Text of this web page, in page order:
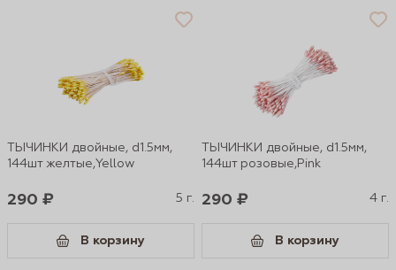
ТЫЧИНКИ двойные, d1.5мм,
144шт желтые,Yellow
290 ₽ 5 г.
В корзину
ТЫЧИНКИ двойные, d1.5мм,
144шт розовые,Pink
290 ₽ 4 г.
В корзину